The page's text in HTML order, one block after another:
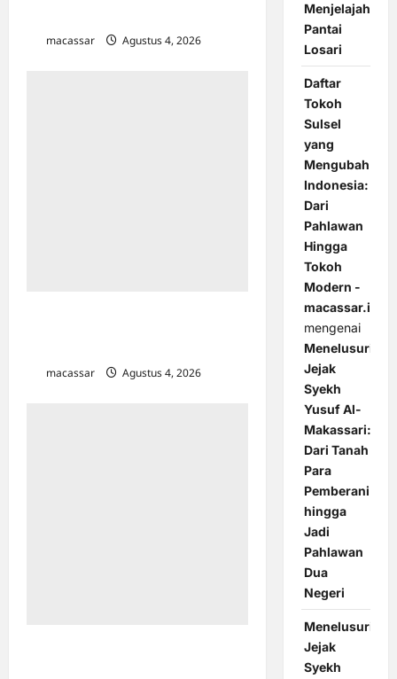
macassar
Agustus 4, 2026
macassar
Agustus 4, 2026
Menjelajah
Pantai
Losari
Daftar
Tokoh
Sulsel
yang
Mengubah
Indonesia:
Dari
Pahlawan
Hingga
Tokoh
Modern -
macassar.id
mengenai
Menelusuri
Jejak
Syekh
Yusuf Al-
Makassari:
Dari Tanah
Para
Pemberani
hingga
Jadi
Pahlawan
Dua
Negeri
Menelusuri
Jejak
Syekh